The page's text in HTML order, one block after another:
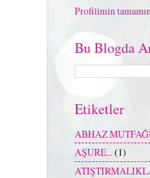
Profilimin
Bu Blogda
Etiketler
ABHAZ
AŞURE...(1)